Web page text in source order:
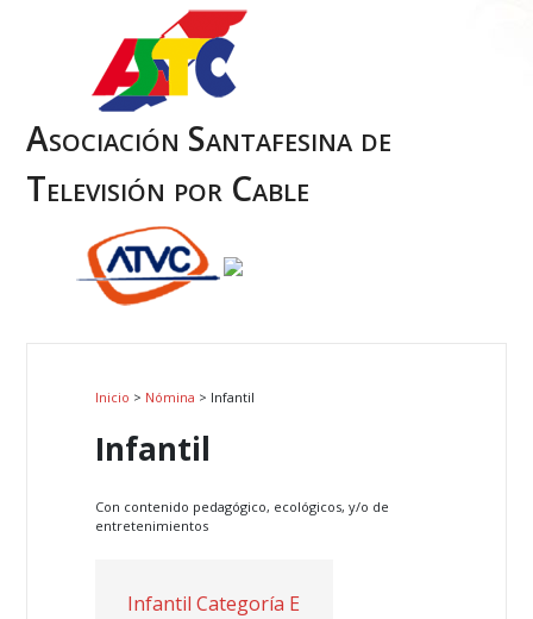
Asociación Santafesina de
Televisión por Cable
Inicio > Nómina > Infantil
Infantil
Con contenido pedagógico, ecológicos, y/o de
entretenimientos
Infantil Categoría E